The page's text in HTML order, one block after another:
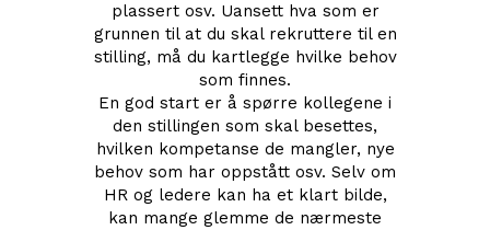
plassert osv. Uansett hva som er
grunnen til at du skal rekruttere til en
stilling, må du kartlegge hvilke behov
som finnes.
En god start er å spørre kollegene i
den stillingen som skal besettes,
hvilken kompetanse de mangler, nye
behov som har oppstått osv. Selv om
HR og ledere kan ha et klart bilde,
kan mange glemme de nærmeste